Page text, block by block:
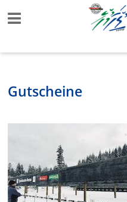
Gutscheine